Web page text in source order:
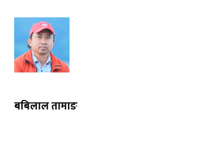
बबिलाल तामाङ